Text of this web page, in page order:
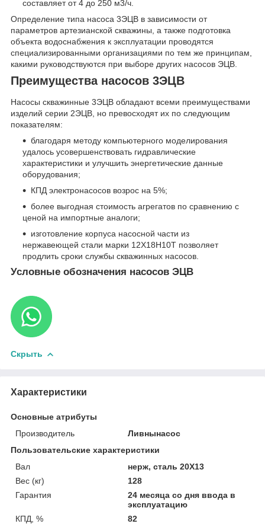
составляет от 4 до 250 м3/ч.
Определение типа насоса 3ЭЦВ в зависимости от
параметров артезианской скважины, а также подготовка
объекта водоснабжения к эксплуатации проводятся
специализированными организациями по тем же принципам,
какими руководствуются при выборе других насосов ЭЦВ.
Преимущества насосов 3ЭЦВ
Насосы скважинные 3ЭЦВ обладают всеми преимуществами
изделий серии 2ЭЦВ, но превосходят их по следующим
показателям:
благодаря методу компьютерного моделирования
удалось усовершенствовать гидравлические
характеристики и улучшить энергетические данные
оборудования;
КПД электронасосов возрос на 5%;
более выгодная стоимость агрегатов по сравнению с
ценой на импортные аналоги;
изготовление корпуса насосной части из
нержавеющей стали марки 12Х18Н10Т позволяет
продлить сроки службы скважинных насосов.
Условные обозначения насосов ЭЦВ
Скрыть
Характеристики
Основные атрибуты
Производитель
Ливнынасос
Пользовательские характеристики
Вал
нерж, сталь 20Х13
Вес (кг)
128
Гарантия
24 месяца со дня ввода в
эксплуатацию
КПД, %
82